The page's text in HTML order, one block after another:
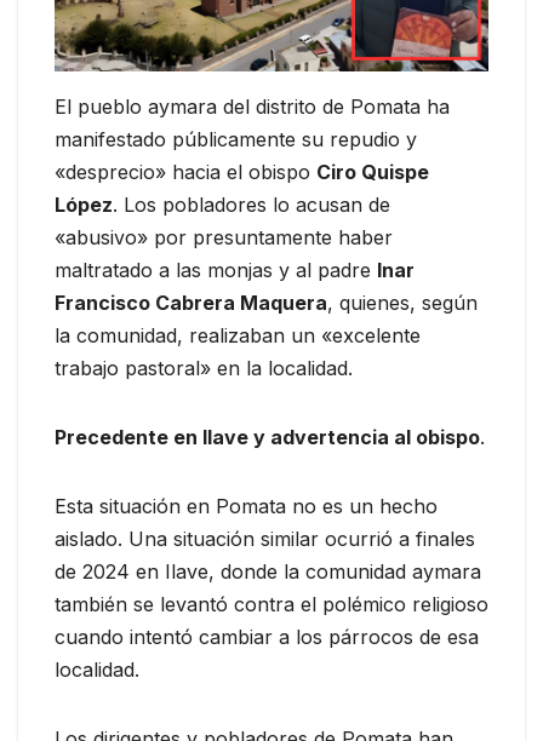
El pueblo aymara del distrito de Pomata ha
manifestado públicamente su repudio y
«desprecio» hacia el obispo Ciro Quispe
López. Los pobladores lo acusan de
«abusivo» por presuntamente haber
maltratado a las monjas y al padre Inar
Francisco Cabrera Maquera, quienes, según
la comunidad, realizaban un «excelente
trabajo pastoral» en la localidad.
Precedente en Ilave y advertencia al obispo.
Esta situación en Pomata no es un hecho
aislado. Una situación similar ocurrió a finales
de 2024 en Ilave, donde la comunidad aymara
también se levantó contra el polémico religioso
cuando intentó cambiar a los párrocos de esa
localidad.